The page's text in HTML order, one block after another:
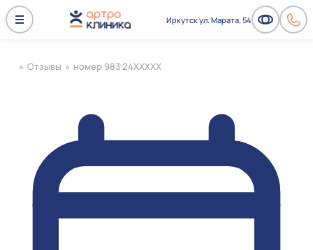
Иркутск ул. Марата, 54
» Отзывы » номер 983 24XXXXX